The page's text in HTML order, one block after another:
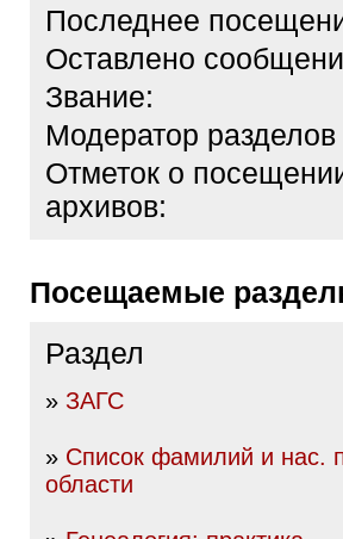
Последнее
Оставлено
Звание:
Модератор разделов
Отметок о
архивов:
Посещаемые
Раздел
» ЗАГС
» Список фамилий и нас.
области